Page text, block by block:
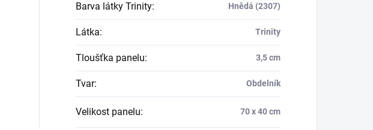
Barva látky Trinity: Hnědá (2307)
Látka: Trinity
Tloušťka panelu: 3,5 cm
Tvar: Obdelník
Velikost panelu: 70 x 40 cm